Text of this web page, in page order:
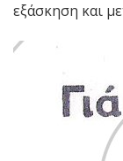
εξάσκηση και